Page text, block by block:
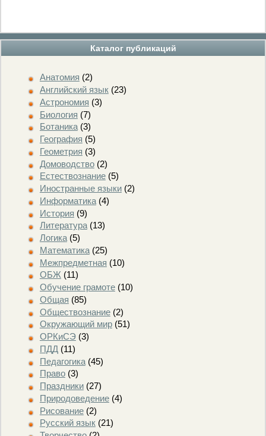
Каталог публикаций
Анатомия (2)
Английский язык(23)
Астрономия (3)
Биология (7)
Ботаника(3)
География (5)
Геометрия (3)
Домоводство(2)
Естествознание(5)
Иностранные языки(2)
Информатика(4)
История (9)
Литература(13)
Логика(5)
Математика(25)
Межпредметная (10)
ОБЖ (11)
Обучение грамоте(10)
Общая (85)
Обществознание(2)
Окружающий мир(51)
ОРКиСЭ(3)
ПДД (11)
Педагогика(45)
Право(3)
Праздники(27)
Природоведение(4)
Рисование(2)
Русский язык(21)